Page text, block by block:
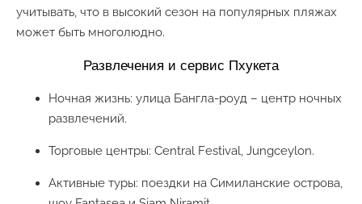
учитывать, что в высокий сезон на популярных пляжах
может быть многолюдно.
Развлечения и сервис Пхукета
Ночная жизнь: улица Бангла-роуд – центр ночных
развлечений.
Торговые центры: Central Festival, Jungceylon.
Активные туры: поездки на Симиланские острова,